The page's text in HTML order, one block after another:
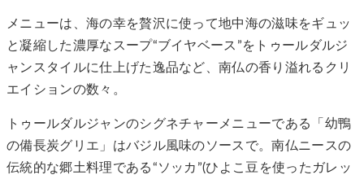
メニューは、海の幸を贅沢に使って地中海の滋味をギュッ
と凝縮した濃厚なスープ“ブイヤベース”をトゥールダルジ
ャンスタイルに仕上げた逸品など、南仏の香り溢れるクリ
エイションの数々。
トゥールダルジャンのシグネチャーメニューである「幼鴨
の備長炭グリエ」はバジル風味のソースで。南仏ニースの
伝統的な郷土料理である“ソッカ”(ひよこ豆を使ったガレッ